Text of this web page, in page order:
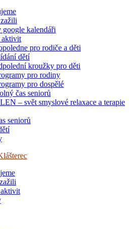
kalendáři
aktivit
pro rodiče a děti
dětí
kroužky pro děti
pro rodiny
pro dospělé
čas seniorů
– svět smyslové relaxace a terapie
seniorů